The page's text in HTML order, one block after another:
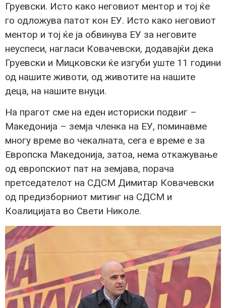
Груевски. Исто како неговиот ментор и тој ќе
го одложува патот кон ЕУ. Исто како неговиот
ментор и тој ќе ја обвинува ЕУ за неговите
неуспеси, нагласи Ковачевски, додавајќи дека
Груевски и Мицковски ќе изгуби уште 11 години
од нашите животи, од животите на нашите
деца, на нашите внуци.
На прагот сме на еден историски подвиг –
Македонија – земја членка на ЕУ, поминавме
многу време во чекалната, сега е време е за
Европска Македонија, затоа, нема откажување
од европскиот пат на земјава, порача
претседателот на СДСМ Димитар Ковачевски
од предизборниот митинг на СДСМ и
Коалицијата во Свети Николе.